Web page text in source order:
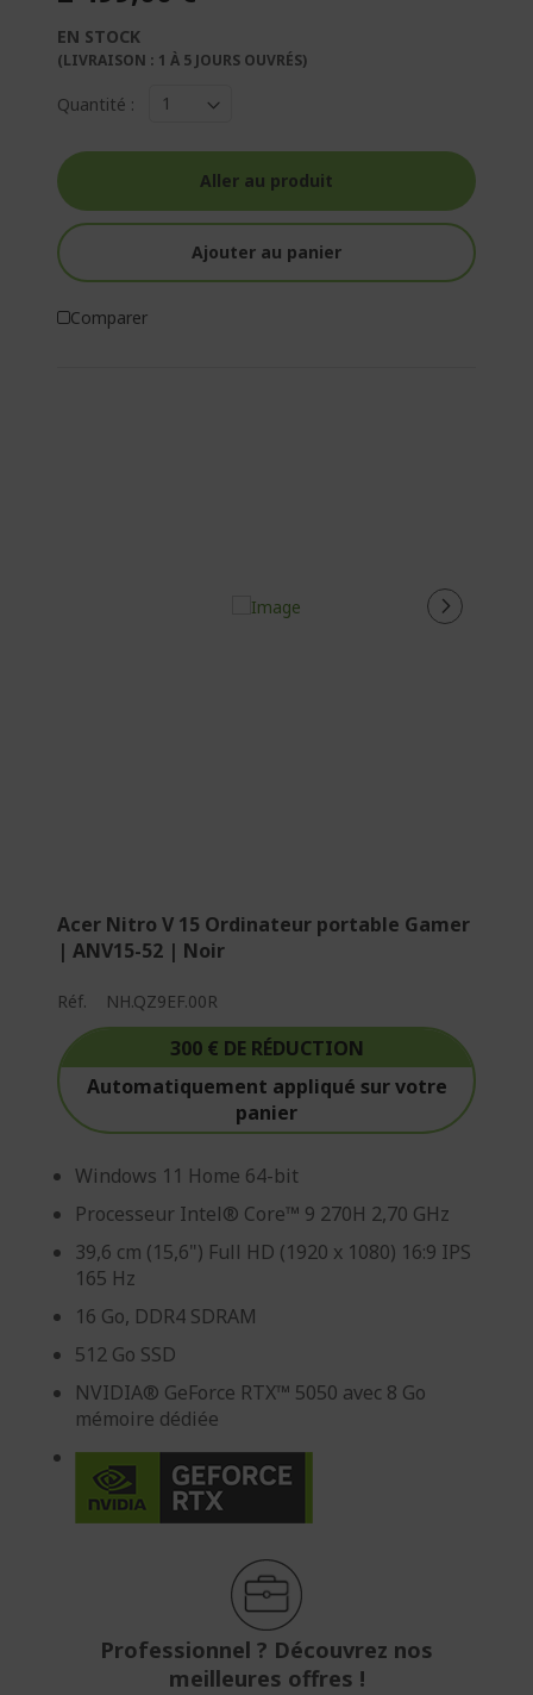
EN STOCK
(LIVRAISON : 1 À 5 JOURS OUVRÉS)
Quantité :
Aller au produit
Ajouter au panier
Comparer
Acer Nitro V 15 Ordinateur portable Gamer
| ANV15-52 | Noir
Réf. NH.QZ9EF.00R
300 € DE RÉDUCTION
Automatiquement appliqué sur votre
panier
Windows 11 Home 64-bit
Processeur Intel® Core™ 9 270H 2,70 GHz
39,6 cm (15,6") Full HD (1920 x 1080) 16:9 IPS
165 Hz
16 Go, DDR4 SDRAM
512 Go SSD
NVIDIA® GeForce RTX™ 5050 avec 8 Go
mémoire dédiée
Professionnel ? Découvrez nos
meilleures offres !